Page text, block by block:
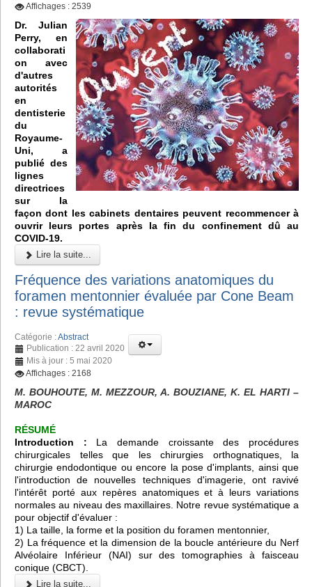
Affichages : 2539
Dr. Julian
Perry, en
collaborati
on avec
d'autres
autorités
en
dentisterie
du
Royaume-
Uni, a
publié des
lignes
directrices
sur la
façon dont les cabinets dentaires peuvent recommencer à
ouvrir leurs portes après la fin du confinement dû au
COVID-19.
Lire la suite...
Fréquence des variations anatomiques du
foramen mentonnier évaluée par Cone Beam
: revue systématique
Catégorie :Abstract
Publication : 22 avril 2020
Mis à jour : 5 mai 2020
Affichages : 2168
M. BOUHOUTE, M. MEZZOUR, A. BOUZIANE, K. EL HARTI –
MAROC
RÉSUMÉ
Introduction : La demande croissante des procédures
chirurgicales telles que les chirurgies orthognatiques, la
chirurgie endodontique ou encore la pose d'implants, ainsi que
l'introduction de nouvelles techniques d'imagerie, ont ravivé
l'intérêt porté aux repères anatomiques et à leurs variations
normales au niveau des maxillaires. Notre revue systématique a
pour objectif d'évaluer :
1) La taille, la forme et la position du foramen mentonnier,
2) La fréquence et la dimension de la boucle antérieure du Nerf
Alvéolaire Inférieur (NAI) sur des tomographies à faisceau
conique (CBCT).
Lire la suite...